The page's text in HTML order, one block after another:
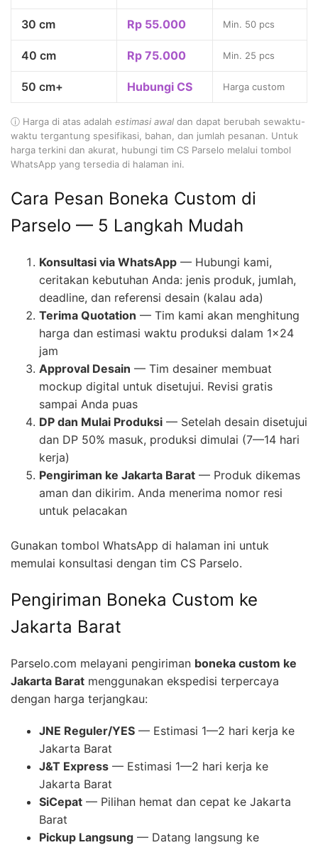
30 cm Rp 55.000 Min. 50 pcs
40 cm Rp 75.000 Min. 25 pcs
50 cm+ Hubungi CS Harga custom
ⓘ Harga di atas adalah estimasi awal dan dapat berubah sewaktu-
waktu tergantung spesifikasi, bahan, dan jumlah pesanan. Untuk
harga terkini dan akurat, hubungi tim CS Parselo melalui tombol
WhatsApp yang tersedia di halaman ini.
Cara Pesan Boneka Custom di
Parselo — 5 Langkah Mudah
Konsultasi via WhatsApp — Hubungi kami,
ceritakan kebutuhan Anda: jenis produk, jumlah,
deadline, dan referensi desain (kalau ada)
Terima Quotation — Tim kami akan menghitung
harga dan estimasi waktu produksi dalam 1×24
jam
Approval Desain — Tim desainer membuat
mockup digital untuk disetujui. Revisi gratis
sampai Anda puas
DP dan Mulai Produksi — Setelah desain disetujui
dan DP 50% masuk, produksi dimulai (7—14 hari
kerja)
Pengiriman ke Jakarta Barat — Produk dikemas
aman dan dikirim. Anda menerima nomor resi
untuk pelacakan
Gunakan tombol WhatsApp di halaman ini untuk
memulai konsultasi dengan tim CS Parselo.
Pengiriman Boneka Custom ke
Jakarta Barat
Parselo.com melayani pengiriman boneka custom ke
Jakarta Barat menggunakan ekspedisi terpercaya
dengan harga terjangkau:
JNE Reguler/YES — Estimasi 1—2 hari kerja ke
Jakarta Barat
J&T Express — Estimasi 1—2 hari kerja ke
Jakarta Barat
SiCepat — Pilihan hemat dan cepat ke Jakarta
Barat
Pickup Langsung — Datang langsung ke